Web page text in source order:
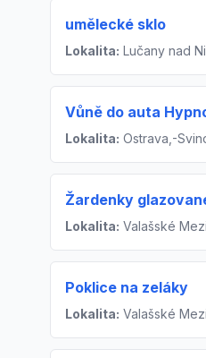
umělecké sklo
Lokalita: Lučany nad
Vůně do auta
Lokalita: Ostrava,-
Žardenky
Lokalita: Valašské
Poklice na zeláky
Lokalita: Valašské